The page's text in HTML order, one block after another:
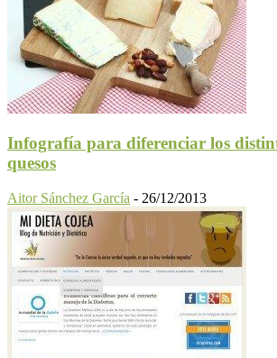
Infografía para diferenciar los
quesos
Aitor Sánchez García - 26/12/2013